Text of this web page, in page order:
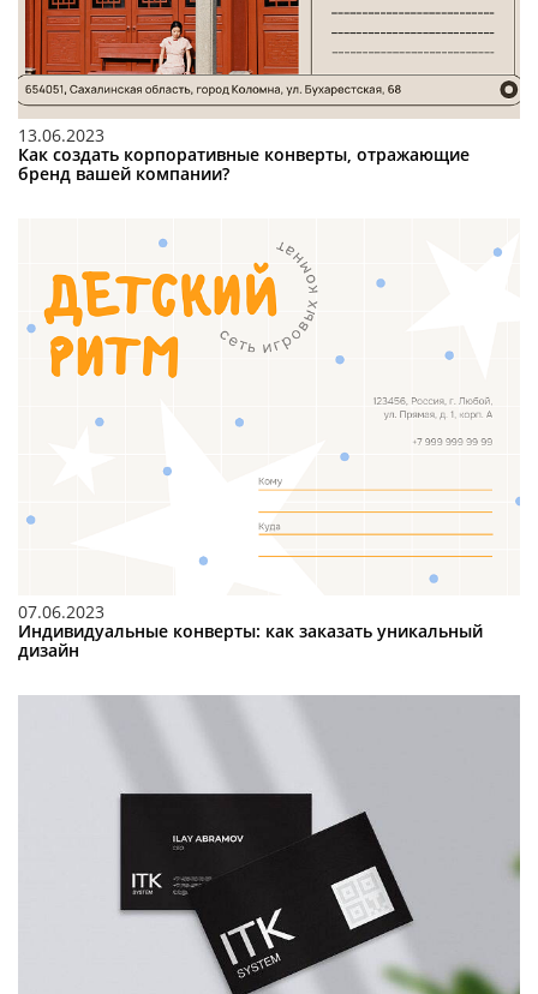
13.06.2023
Как создать корпоративные конверты, отражающие
бренд вашей компании?
07.06.2023
Индивидуальные конверты: как заказать уникальный
дизайн